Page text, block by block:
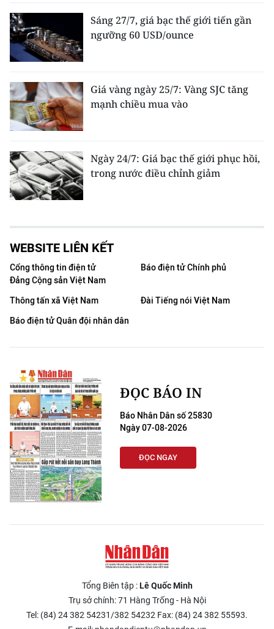
Sáng 27/7, giá bạc thế giới tiến gần
ngưỡng 60 USD/ounce
Giá vàng ngày 25/7: Vàng SJC tăng
mạnh chiều mua vào
Ngày 24/7: Giá bạc thế giới phục hồi,
trong nước điều chỉnh giảm
WEBSITE LIÊN KẾT
Cổng thông tin điện tử
Đảng Cộng sản Việt Nam
Báo điện tử Chính phủ
Thông tấn xã Việt Nam
Đài Tiếng nói Việt Nam
Báo điện tử Quân đội nhân dân
ĐỌC BÁO IN
Báo Nhân Dân số 25830
Ngày 07-08-2026
ĐỌC NGAY
Tổng Biên tập :Lê Quốc Minh
Trụ sở chính: 71 Hàng Trống - Hà Nội
Tel: (84) 24 382 54231/382 54232 Fax: (84) 24 382 55593.